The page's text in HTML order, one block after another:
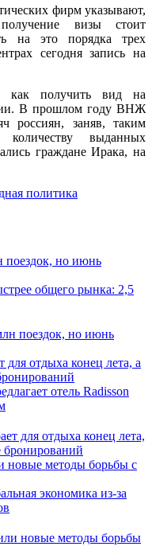
фирм указывают,
визы стоит
на это порядка трех
сегодня запись на
как получить вид на
В прошлом году ВНЖ
россиян, заняв, таким
выданных
граждане Ирака, на
политика
поездок, но июнь
общего рынка: 2,5
отдыха конец лета, а
отель Radisson
новые методы борьбы с
экономика из-за